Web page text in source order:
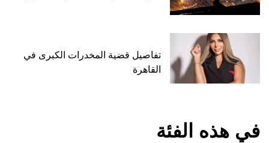
تفاصيل قضية المخدرات الكبرى في
القاهرة
في هذه الفئة